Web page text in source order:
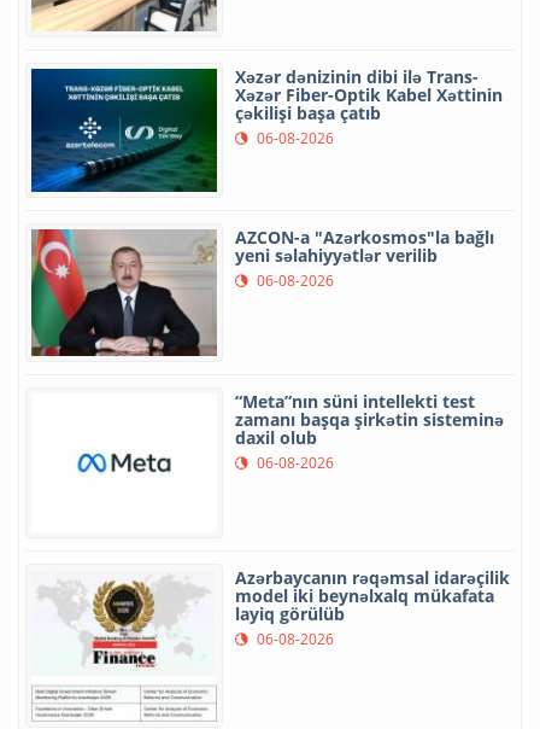
Xəzər dənizinin dibi ilə Trans-
Xəzər Fiber-Optik Kabel Xəttinin
çəkilişi başa çatıb
06-08-2026
AZCON-a "Azərkosmos"la bağlı
yeni səlahiyyətlər verilib
06-08-2026
“Meta”nın süni intellekti test
zamanı başqa şirkətin sisteminə
daxil olub
06-08-2026
Azərbaycanın rəqəmsal idarəçilik
model iki beynəlxalq mükafata
layiq görülüb
06-08-2026